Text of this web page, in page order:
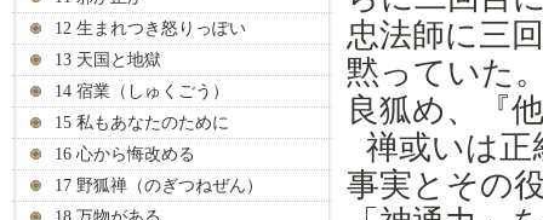
12 生まれつき怒りっぽい
13 天国と地獄
14 宿業（しゅくごう）
15 私もあなたのために
16 心から悔改める
17 野狐禅（のぎつねぜん）
忠法師に三
黙っていた
良狐め 、『
禅或いは正
事実とその